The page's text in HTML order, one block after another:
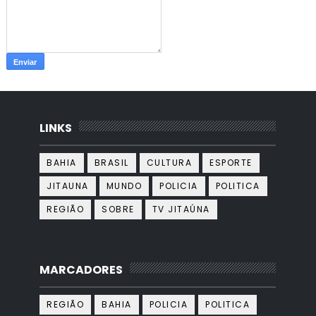
LINKS
BAHIA BRASIL CULTURA
ESPORTE
JITAUNA
MUNDO POLICIA
POLITICA
REGIÃO
SOBRE TV JITAÚNA
MARCADORES
REGIÃO BAHIA POLICIA POLITICA